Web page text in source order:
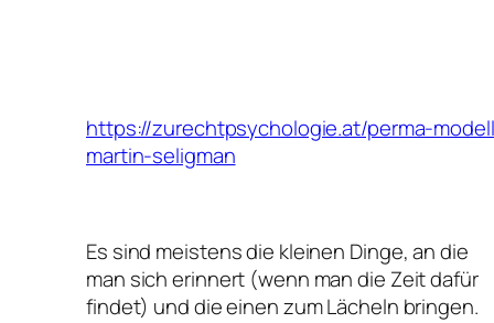
https://zurechtpsychologie.at/perma-
martin-seligman
Es sind meistens die kleinen Dinge, an die
man sich erinnert (wenn man die Zeit dafür
findet) und die einen zum Lächeln bringen.